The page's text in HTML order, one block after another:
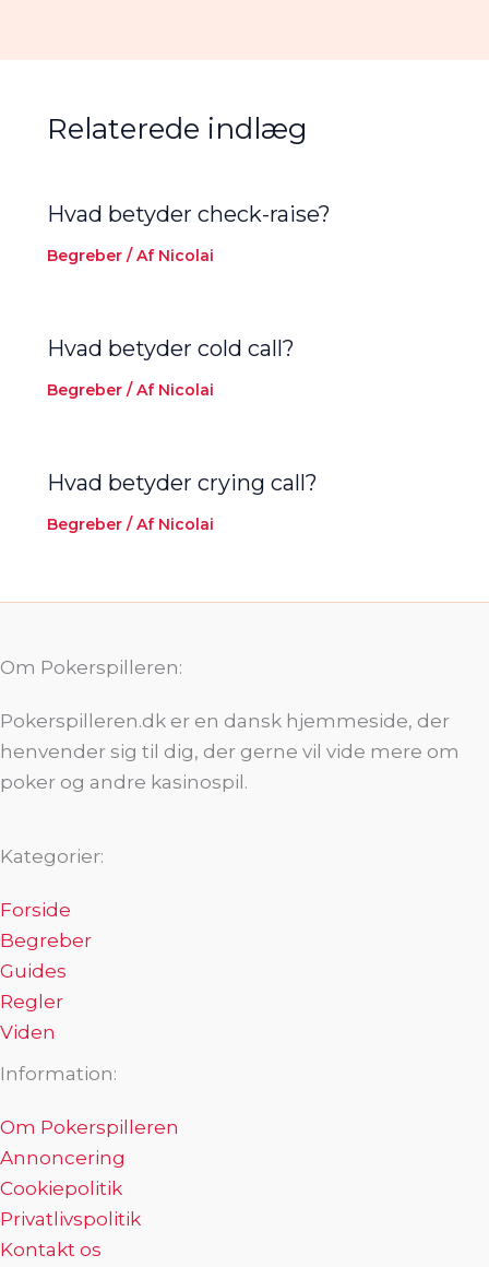
Relaterede indlæg
Hvad betyder check-raise?
Begreber/ Af Nicolai
Hvad betyder cold call?
Begreber/ Af Nicolai
Hvad betyder crying call?
Begreber/ Af Nicolai
Om Pokerspilleren:
Pokerspilleren.dk er en dansk hjemmeside, der
henvender sig til dig, der gerne vil vide mere om
poker og andre kasinospil.
Kategorier:
Forside
Begreber
Guides
Regler
Viden
Information:
Om Pokerspilleren
Annoncering
Cookiepolitik
Privatlivspolitik
Kontakt os